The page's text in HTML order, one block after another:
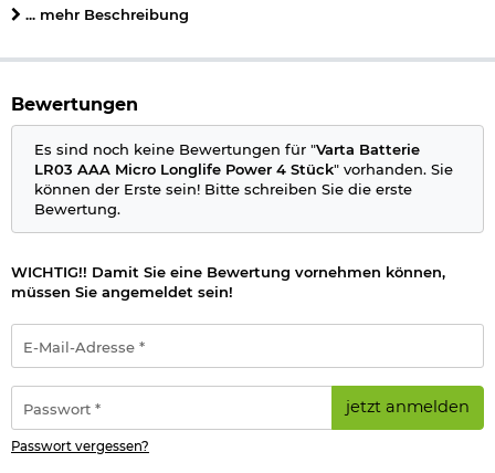
Zahnbürsten, Funkmäuse und kabellose Tastaturen,
Made in Germany - Made to last; Garantierte VARTA
Garantierte Lagerfähigkeit von 10 Jahren
Innovatives Design mit einzigartiger matter Oberfläche
Markenwiedererkennung
Details zu VartaBatterieLR6 AAMignonLonglife Power 4
Stück:
Packungsinhalt: 4 Stück
Durchmesser: 14,5 mm
Größe Batterie: 50,5 mm
Gewicht Batterie: 23,8 g
Spannung: 1,5 Volt
Baugröße: LR6
mAh: 2960 mAh
Marke: Varta
Bitte beachten Sie das
... mehr Beschreibung
Bewertungen
Es sind noch keine Bewertungen für "Varta Batterie
LR03 AAA Micro Longlife Power 4 Stück" vorhanden. Sie
können der Erste sein! Bitte schreiben Sie die erste
Bewertung.
WICHTIG!! Damit Sie eine Bewertung vornehmen können,
müssen Sie angemeldet sein!
Mail-
Adresse
*
jetzt anmelden
Passwort vergessen?